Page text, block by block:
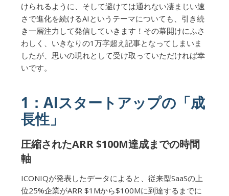
けられるように、そして避けては通れない凄まじい速
さで進化を続けるAIというテーマについても、引き続
き一層注力して発信していきます！その幕開けにふさ
わしく、いきなりの1万字超え記事となってしまいま
したが、思いの現れとして受け取っていただければ幸
いです。
1：AIスタートアップの「成
長性」
圧縮されたARR $100M達成までの時間
軸
ICONIQが発表したデータによると、従来型SaaSの上
位25%企業がARR $1Mから$100Mに到達するまでに